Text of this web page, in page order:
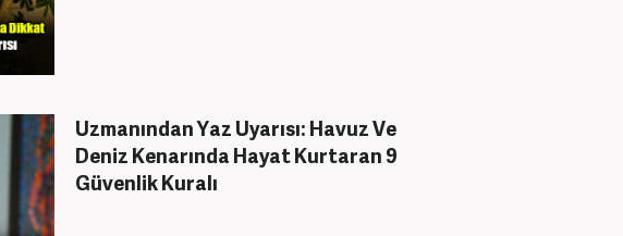
Uzmanından Yaz Uyarısı: Havuz Ve
Deniz Kenarında Hayat Kurtaran 9
Güvenlik Kuralı